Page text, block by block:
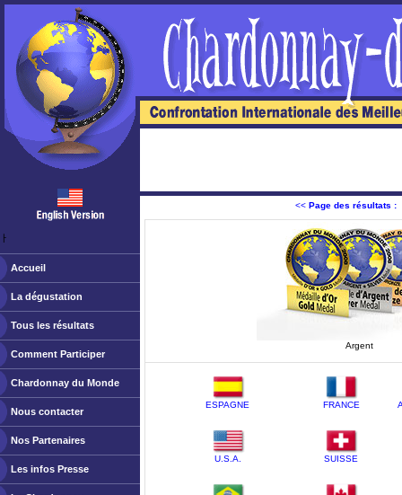
ￂﾠ
Accueil
La dégustation
Tous les résultats
Comment Participer
Chardonnay du Monde
Nous contacter
Nos Partenaires
Les infos Presse
<< Page des résultats :
Argent
ESPAGNE FRANCE
U.S.A. SUISSE